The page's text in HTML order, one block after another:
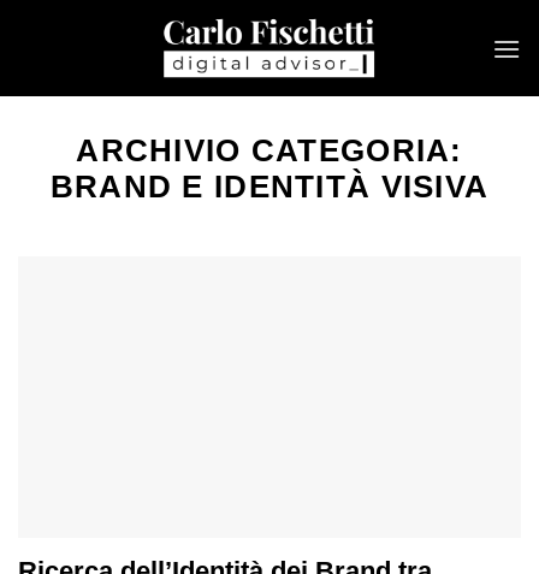
ARCHIVIO CATEGORIA:
BRAND E IDENTITÀ VISIVA